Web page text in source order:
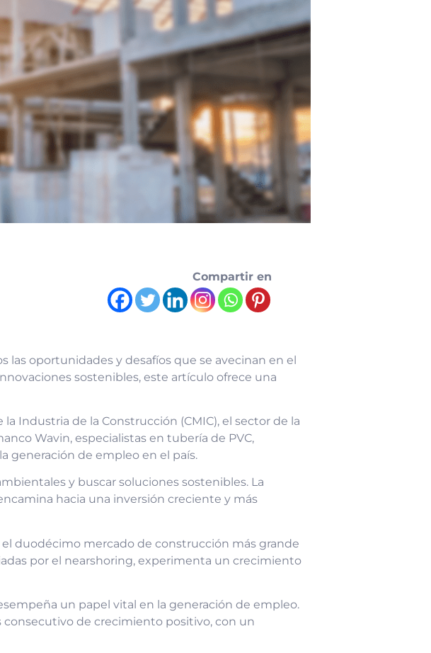
Compartir en
oportunidades y desafíos que se avecinan en el
sostenibles, este artículo ofrece una
Industria de la Construcción (CMIC), el sector de la
Wavin, especialistas en tubería de PVC,
generación de empleo en el país.
y buscar soluciones sostenibles. La
hacia una inversión creciente y más
duodécimo mercado de construcción más grande
por el nearshoring, experimenta un crecimiento
un papel vital en la generación de empleo.
de crecimiento positivo, con un